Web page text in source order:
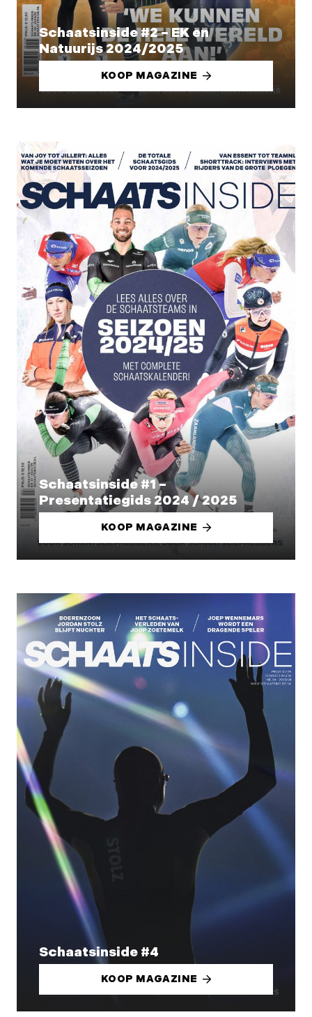
Schaatsinside #2 – EK en
Natuurijs 2024/2025
KOOP MAGAZINE
Schaatsinside #1 –
Presentatiegids 2024 / 2025
KOOP MAGAZINE
Schaatsinside #4
KOOP MAGAZINE